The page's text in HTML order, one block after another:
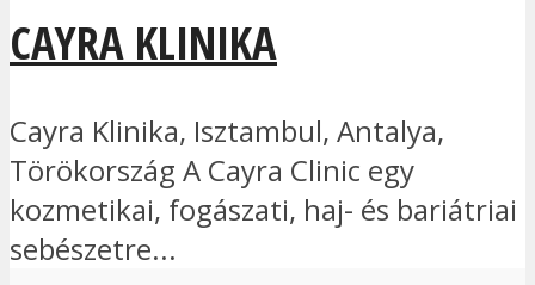
CAYRA KLINIKA
Cayra Klinika, Isztambul, Antalya,
Törökország A Cayra Clinic egy
kozmetikai, fogászati, haj- és bariátriai
sebészetre...